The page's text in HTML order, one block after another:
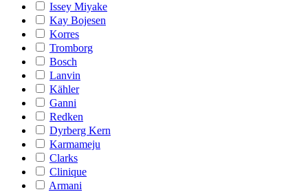
Issey Miyake
Kay Bojesen
Korres
Tromborg
Bosch
Lanvin
Kähler
Ganni
Redken
Dyrberg Kern
Karmameju
Clarks
Clinique
Armani